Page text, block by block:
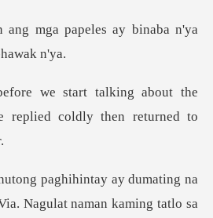
papeles ay binaba n'ya
about the
replied co
Nagulat naman kaming tatlo sa